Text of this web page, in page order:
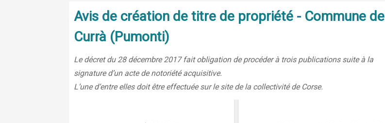
Avis de création de titre de propriété - Commune de
Currà (Pumonti)
Le décret du 28 décembre 2017 fait obligation de procéder à trois publications suite à la
signature d’un acte de notoriété acquisitive.
L’une d’entre elles doit être effectuée sur le site de la collectivité de Corse.